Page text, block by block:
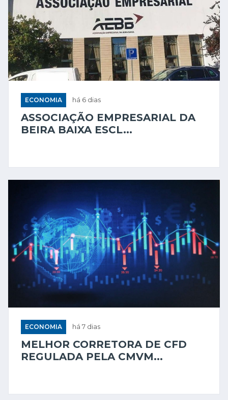
ECONOMIA há 6 dias
ASSOCIAÇÃO EMPRESARIAL DA
BEIRA BAIXA ESCL...
ECONOMIA há 7 dias
MELHOR CORRETORA DE CFD
REGULADA PELA CMVM...